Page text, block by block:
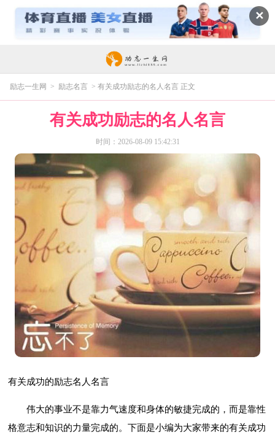
✕
励志一生网 > 励志名言 > 有关成功励志的名人名言 正文
有关成功励志的名人名言
时间：2026-08-09 15:42:31
有关成功的励志名人名言
伟大的事业不是靠力气速度和身体的敏捷完成的，而是靠性
格意志和知识的力量完成的。下面是小编为大家带来的有关成功